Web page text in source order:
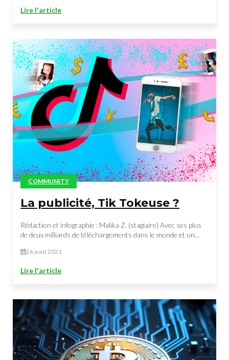
Lire l'article
COMMUNITY
La publicité, Tik Tokeuse ?
Rédaction et infographie : Malika Z. (stagiaire) Avec ses plus
de deux milliards de téléchargements dans le monde et un...
26 août 2021
Lire l'article